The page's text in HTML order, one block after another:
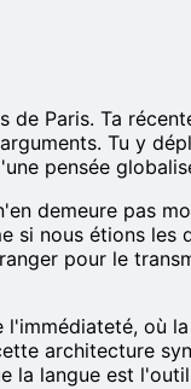
Paris. Ta
Tu y
pensée
demeure pas
nous étions les
pour le
où
architecture
la langue est